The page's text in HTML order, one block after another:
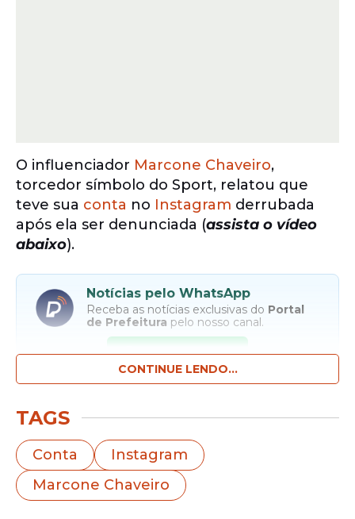
O influenciador Marcone Chaveiro,
torcedor símbolo do Sport, relatou que
teve sua conta no Instagram derrubada
após ela ser denunciada (assista o vídeo
abaixo).
Notícias pelo WhatsApp
Receba as notícias exclusivas do Portal
de Prefeitura pelo nosso canal.
Entrar no canal
Marcone pede que suacontaseja
Instagram e precisa pagar contas,
sustentar a família, como esposa e neto,
além de cuidar da casa.
CONTINUE LENDO...
TAGS
Conta
Instagram
Marcone Chaveiro